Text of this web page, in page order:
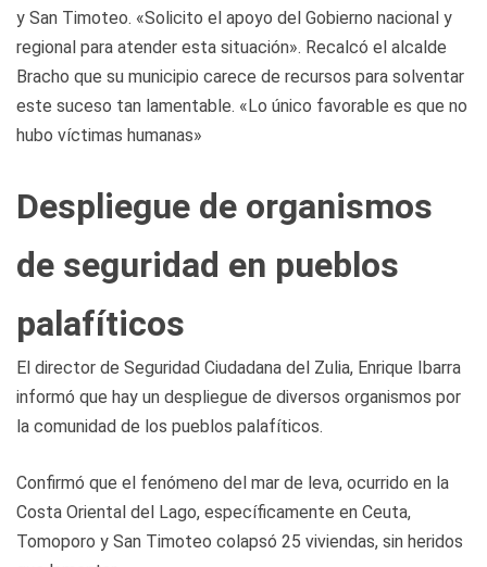
y San Timoteo. «Solicito el apoyo del Gobierno nacional y
regional para atender esta situación». Recalcó el alcalde
Bracho que su municipio carece de recursos para solventar
este suceso tan lamentable. «Lo único favorable es que no
hubo víctimas humanas»
Despliegue de organismos
de seguridad en pueblos
palafíticos
El director de Seguridad Ciudadana del Zulia, Enrique Ibarra
informó que hay un despliegue de diversos organismos por
la comunidad de los pueblos palafíticos.
Confirmó que el fenómeno del mar de leva, ocurrido en la
Costa Oriental del Lago, específicamente en Ceuta,
Tomoporo y San Timoteo colapsó 25 viviendas, sin heridos